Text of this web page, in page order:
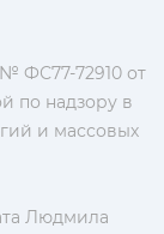
ФС77-72910 от
по надзору в
и массовых
Людмила